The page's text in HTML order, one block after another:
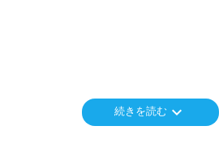
ーン生も入社予定です。
を目指せます】
が一つの使命です。
緒になって実現するために大きく力を発揮で
続きを読む keyboard_arrow_down